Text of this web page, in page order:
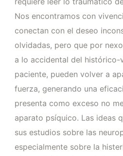
Nos encontramos con
conectan con el deseo
olvidadas, pero que por
a lo accidental del histórico-
paciente, pueden volver a
fuerza, generando una
presenta como exceso no
aparato psíquico. Las ideas
sus estudios sobre las
especialmente sobre la